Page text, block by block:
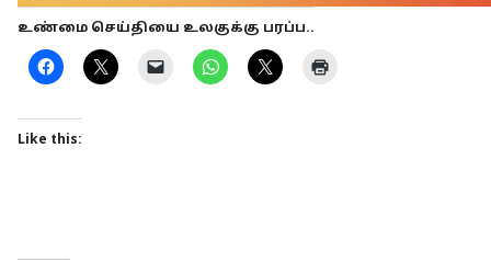
உண்மை செய்தியை உலகுக்கு பரப்ப..
Like this: